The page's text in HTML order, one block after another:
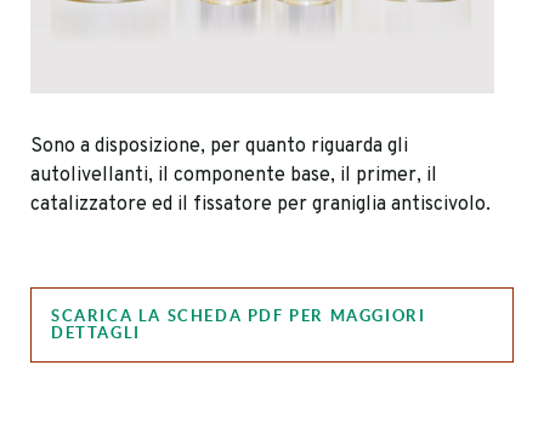
Sono a disposizione, per quanto riguarda gli
autolivellanti, il componente base, il primer, il
catalizzatore ed il fissatore per graniglia antiscivolo.
SCARICA LA SCHEDA PDF PER MAGGIORI
DETTAGLI